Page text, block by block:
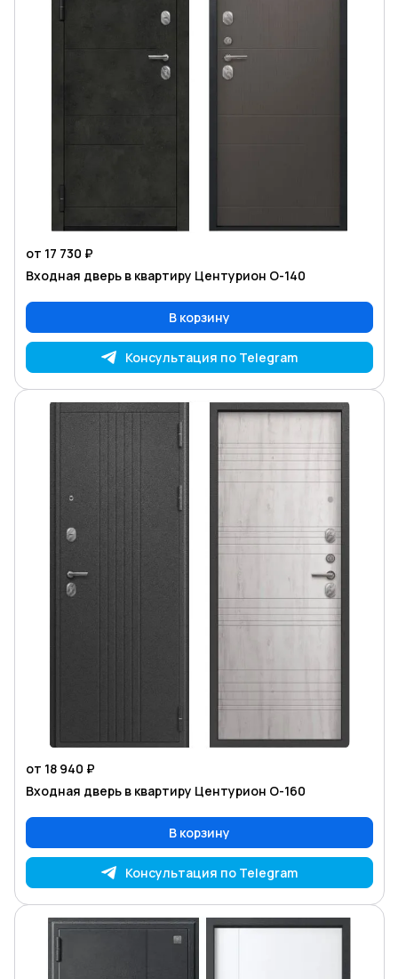
от 17 730 ₽
Входная дверь в квартиру Центурион O-140
В корзину
Консультация по Telegram
от 18 940 ₽
Входная дверь в квартиру Центурион O-160
В корзину
Консультация по Telegram